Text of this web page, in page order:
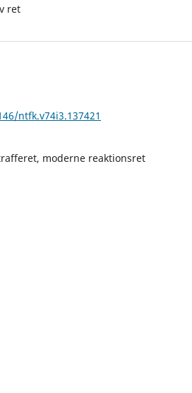
ret
ntfk.v74i3.137421
moderne reaktionsret